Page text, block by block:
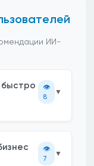
ИИ-
👁️
8
▼
👁️
7
▼